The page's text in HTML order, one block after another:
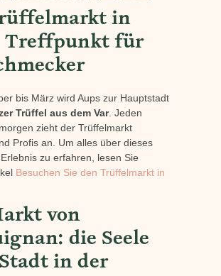
in
Treffpunkt für
bis März wird Aups zur Hauptstadt
Trüffel aus dem Var. Jeden
zieht der Trüffelmarkt
Profis an. Um alles über dieses
zu erfahren, lesen Sie
Besuchen Sie den Trüffelmarkt in
von
die Seele
in der